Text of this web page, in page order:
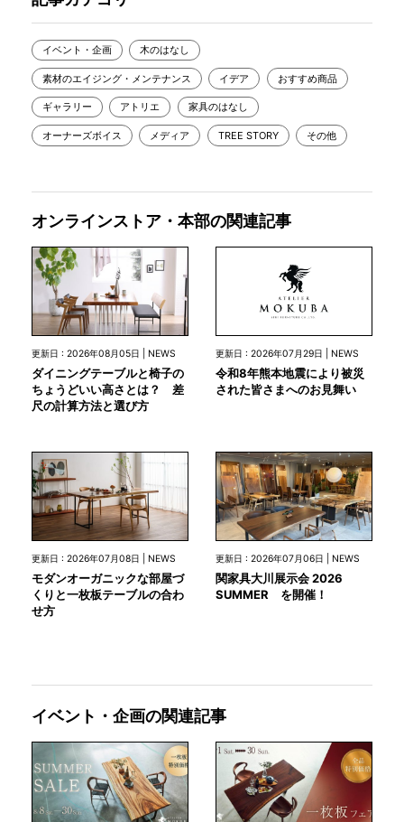
イベント・企画 木のはなし
素材のエイジング・メンテナンス イデア おすすめ商品
ギャラリー アトリエ 家具のはなし
オーナーズボイス メディア TREE STORY その他
オンラインストア・本部の関連記事
更新日 : 2026年08月05日 | NEWS
ダイニングテーブルと椅子の
ちょうどいい高さとは？ 差
尺の計算方法と選び方
更新日 : 2026年07月29日 | NEWS
令和8年熊本地震により被災
された皆さまへのお見舞い
更新日 : 2026年07月08日 | NEWS
モダンオーガニックな部屋づ
くりと一枚板テーブルの合わ
せ方
更新日 : 2026年07月06日 | NEWS
関家具大川展示会 2026
SUMMER を開催！
イベント・企画の関連記事